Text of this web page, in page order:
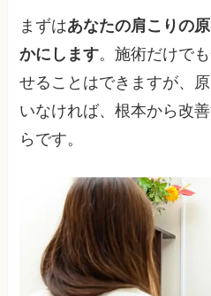
まずはあなたの肩こりの
かにします。施術だけで
せることはできますが、
いなければ、根本から改
らです。